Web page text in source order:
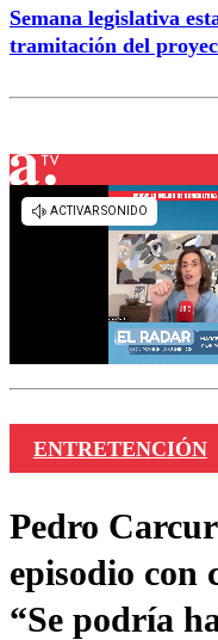
Semana legislativa
tramitación del
ENTRETENCIÓN
Pedro
episodio con
“Se podría